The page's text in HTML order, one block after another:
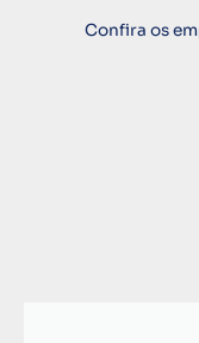
Confira os